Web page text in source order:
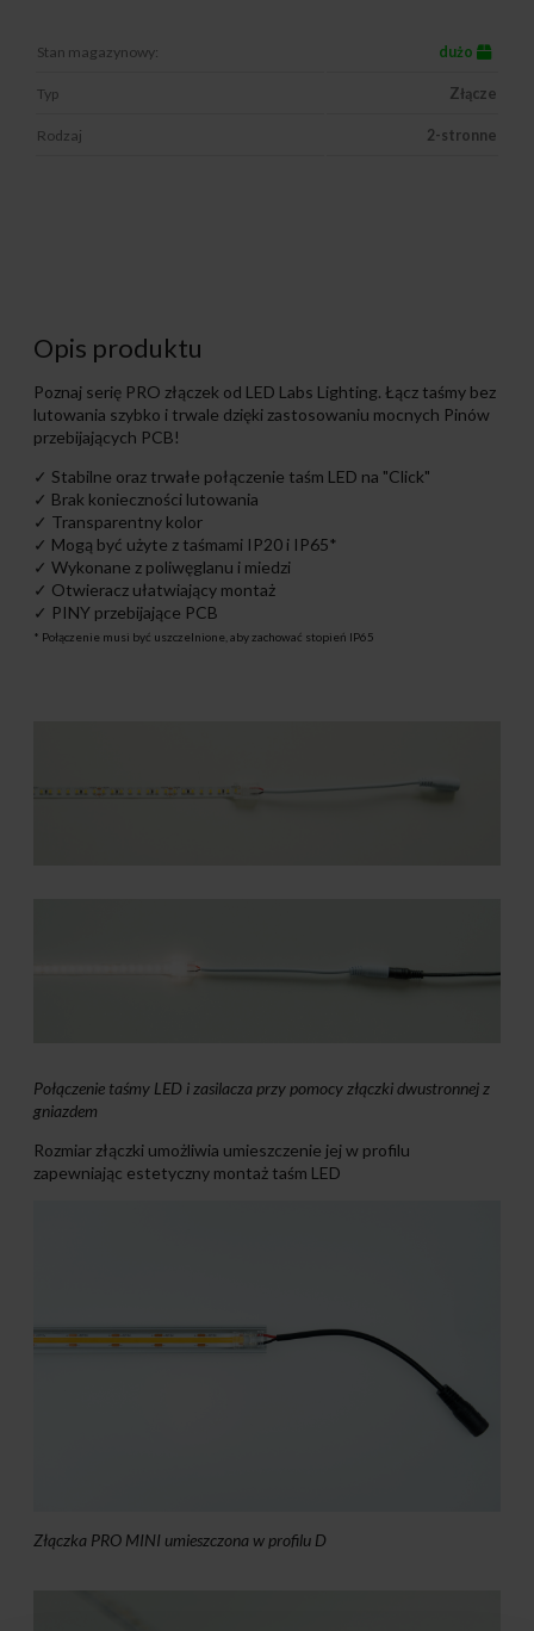
Stan magazynowy: dużo
Typ Złącze
Rodzaj 2-stronne
Opis produktu
Poznaj serię PRO złączek od LED Labs Lighting. Łącz taśmy bez
lutowania szybko i trwale dzięki zastosowaniu mocnych Pinów
przebijających PCB!
✓ Stabilne oraz trwałe połączenie taśm LED na "Click"
✓ Brak konieczności lutowania
✓ Transparentny kolor
✓ Mogą być użyte z taśmami IP20 i IP65*
✓ Wykonane z poliwęglanu i miedzi
✓ Otwieracz ułatwiający montaż
✓ PINY przebijające PCB
* Połączenie musi być uszczelnione, aby zachować stopień IP65
Połączenie taśmy LED i zasilacza przy pomocy złączki dwustronnej z
gniazdem
Rozmiar złączki umożliwia umieszczenie jej w profilu
zapewniając estetyczny montaż taśm LED
Złączka PRO MINI umieszczona w profilu D